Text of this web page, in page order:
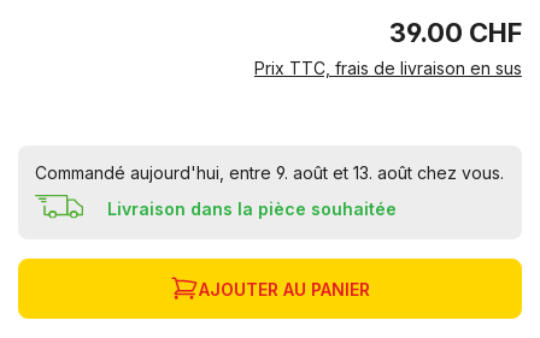
39.00 CHF
Prix TTC, frais de livraison en sus
Commandé aujourd'hui, entre 9. août et 13. août chez vous.
Livraison dans la pièce souhaitée
AJOUTER AU PANIER